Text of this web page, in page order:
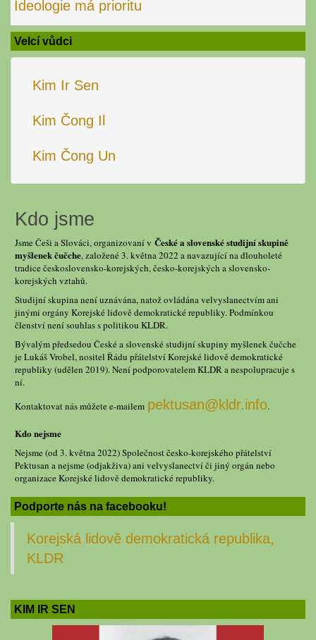
Ideologie má prioritu
Velcí vůdci
Kim Ir Sen
Kim Čong Il
Kim Čong Un
Kdo jsme
Jsme Češi a Slováci, organizovaní v České a slovenské studijní skupině
myšlenek čučche, založené 3. května 2022 a navazující na dlouholeté
tradice československo-korejských, česko-korejských a slovensko-
korejských vztahů.
Studijní skupina není uznávána, natož ovládána velvyslanectvím ani
jinými orgány Korejské lidově demokratické republiky. Podmínkou
členství není souhlas s politikou KLDR.
Bývalým předsedou České a slovenské studijní skupiny myšlenek čučche
je Lukáš Vrobel, nositel Řádu přátelství Korejské lidově demokratické
republiky (udělen 2019). Není podporovatelem KLDR a nespolupracuje s
ní.
Kontaktovat nás můžete e-mailem pektusan@kldr.info.
Kdo nejsme
Nejsme (od 3. května 2022) Společnost česko-korejského přátelství
Pektusan a nejsme (odjakživa) ani velvyslanectví či jiný orgán nebo
organizace Korejské lidově demokratické republiky.
Podporte nás na facebooku!
Korejská lidově demokratická republika,
KLDR
KIM IR SEN